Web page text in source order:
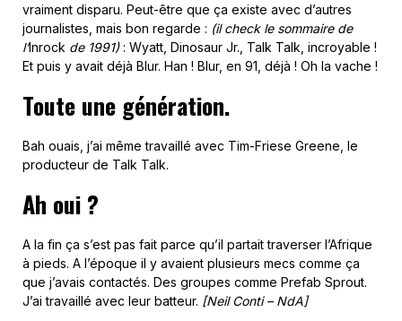
vraiment disparu. Peut-être que ça existe avec d’autres
journalistes, mais bon regarde : (il check le sommaire de
l’Inrock de 1991): Wyatt, Dinosaur Jr., Talk Talk, incroyable !
Et puis y avait déjà Blur. Han ! Blur, en 91, déjà ! Oh la vache !
Toute une génération.
Bah ouais, j’ai même travaillé avec Tim-Friese Greene, le
producteur de Talk Talk.
Ah oui ?
A la fin ça s’est pas fait parce qu’il partait traverser l’Afrique
à pieds. A l’époque il y avaient plusieurs mecs comme ça
que j’avais contactés. Des groupes comme Prefab Sprout.
J’ai travaillé avec leur batteur. [Neil Conti – NdA]